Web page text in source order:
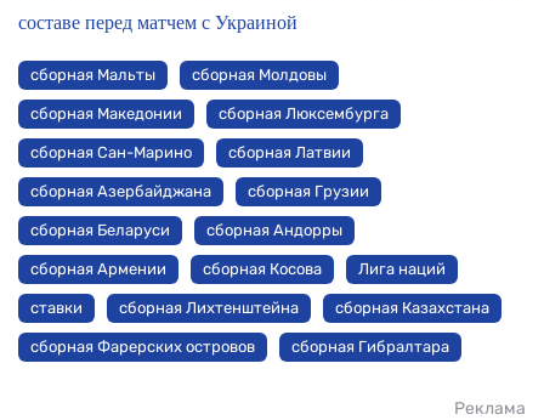
составе перед матчем с Украиной
сборная Мальты сборная Молдовы
сборная Македонии сборная Люксембурга
сборная Сан-Марино сборная Латвии
сборная Азербайджана сборная Грузии
сборная Беларуси сборная Андорры
сборная Армении сборная Косова Лига наций
ставки сборная Лихтенштейна сборная Казахстана
сборная Фарерских островов сборная Гибралтара
Реклама